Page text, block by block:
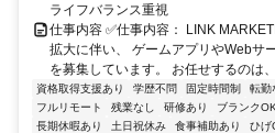
ライフバランス重視
仕事内容 ✅仕事内容： LINK
拡大に伴い、 ゲームアプリやWebサ
を募集しています。 お任せするのは
資格取得支援あり 学歴不問 固定時間制 転勤
フルリモート
残業なし 研修あり ブランクOK
長期休暇あり
土日祝休み 食事補助あり ひげ